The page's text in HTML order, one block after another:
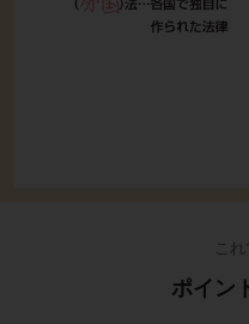
これ
ポイン